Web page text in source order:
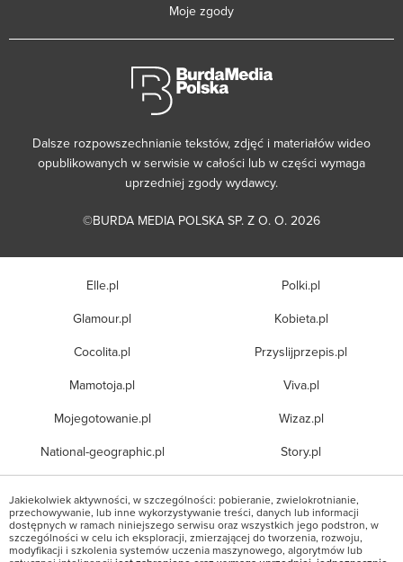
Moje zgody
Dalsze rozpowszechnianie tekstów, zdjęć i materiałów wideo
opublikowanych w serwisie w całości lub w części wymaga
uprzedniej zgody wydawcy.
©BURDA MEDIA POLSKA SP. Z O. O. 2026
Elle.pl
Glamour.pl
Cocolita.pl
Mamotoja.pl
Mojegotowanie.pl
National-geographic.pl
Polki.pl
Kobieta.pl
Przyslijprzepis.pl
Viva.pl
Wizaz.pl
Story.pl
Jakiekolwiek aktywności, w szczególności: pobieranie, zwielokrotnianie,
przechowywanie, lub inne wykorzystywanie treści, danych lub informacji
dostępnych w ramach niniejszego serwisu oraz wszystkich jego podstron, w
szczególności w celu ich eksploracji, zmierzającej do tworzenia, rozwoju,
modyfikacji i szkolenia systemów uczenia maszynowego, algorytmów lub